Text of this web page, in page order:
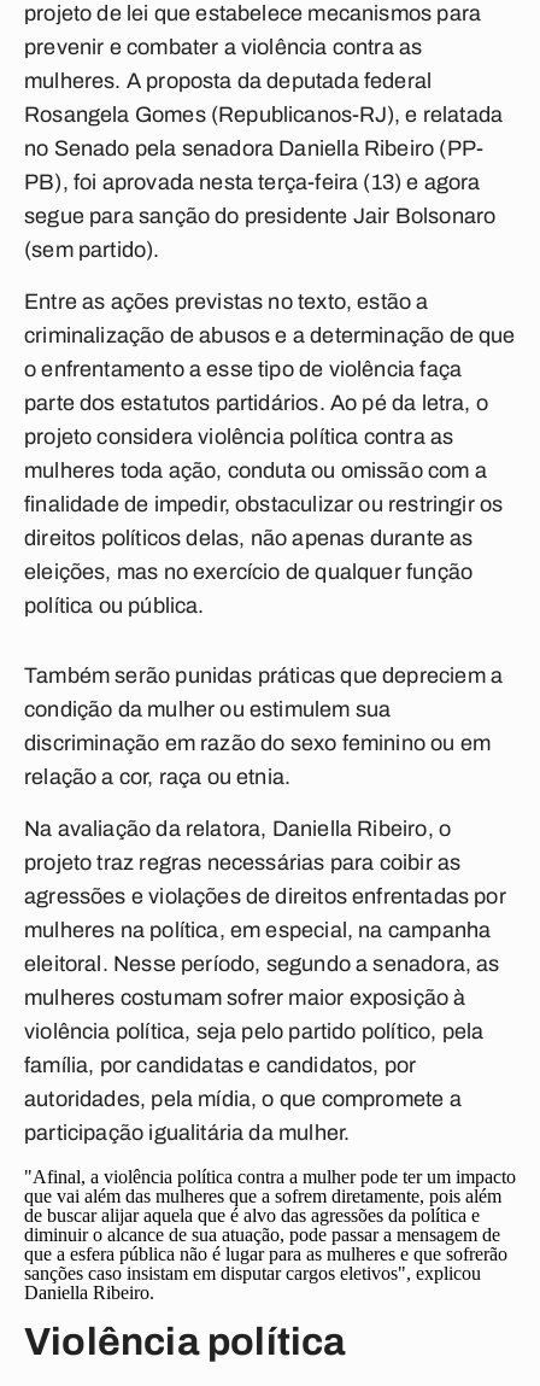
projeto de lei que estabelece mecanismos para
prevenir e combater a violência contra as
mulheres. A proposta da deputada federal
Rosangela Gomes (Republicanos-RJ), e relatada
no Senado pela senadora Daniella Ribeiro (PP-
PB), foi aprovada nesta terça-feira (13) e agora
segue para sanção do presidente Jair Bolsonaro
(sem partido).
Entre as ações previstas no texto, estão a
criminalização de abusos e a determinação de que
o enfrentamento a esse tipo de violência faça
parte dos estatutos partidários. Ao pé da letra, o
projeto considera violência política contra as
mulheres toda ação, conduta ou omissão com a
finalidade de impedir, obstaculizar ou restringir os
direitos políticos delas, não apenas durante as
eleições, mas no exercício de qualquer função
política ou pública.
Também serão punidas práticas que depreciem a
condição da mulher ou estimulem sua
discriminação em razão do sexo feminino ou em
relação a cor, raça ou etnia.
Na avaliação da relatora, Daniella Ribeiro, o
projeto traz regras necessárias para coibir as
agressões e violações de direitos enfrentadas por
mulheres na política, em especial, na campanha
eleitoral. Nesse período, segundo a senadora, as
mulheres costumam sofrer maior exposição à
violência política, seja pelo partido político, pela
família, por candidatas e candidatos, por
autoridades, pela mídia, o que compromete a
participação igualitária da mulher.
"Afinal, a violência política contra a mulher pode ter um impacto
que vai além das mulheres que a sofrem diretamente, pois além
de buscar alijar aquela que é alvo das agressões da política e
diminuir o alcance de sua atuação, pode passar a mensagem de
que a esfera pública não é lugar para as mulheres e que sofrerão
sanções caso insistam em disputar cargos eletivos", explicou
Daniella Ribeiro.
Violência política